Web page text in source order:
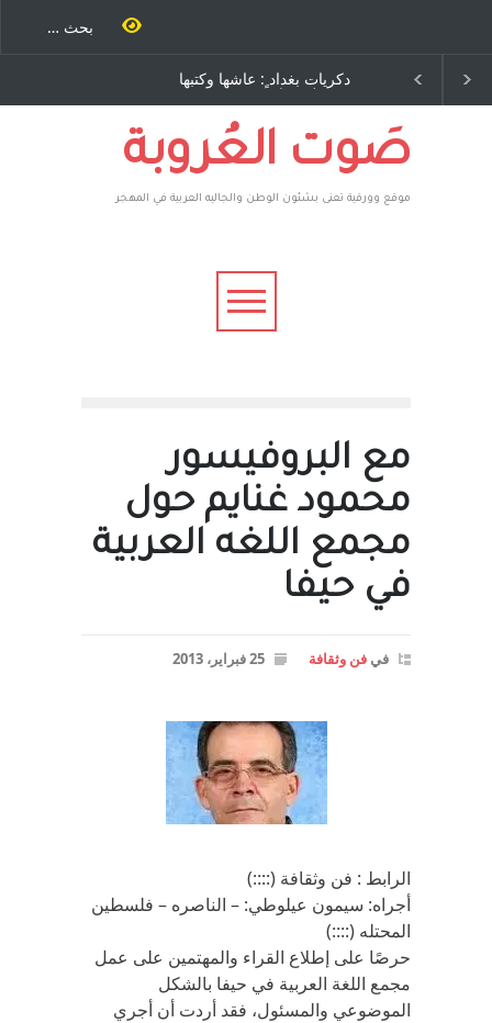
الاستيطان ومسلسل الخداع
المستمر - قلم : راسم عبيدات
دكريات بغداد ٍ: عاشها وكتبها
:وليد رباح – نيوجرسي –
الولايات المتحدة الامريكية
صَوت العُروبة
موقع وورقية تعنى بشئون الوطن والجاليه العربية في المهجر
مع البروفيسور
محمود غنايم حول
مجمع اللغه العربية
في حيفا
في فن وثقافة 25 فبراير، 2013
الرابط : فن وثقافة (::::)
أجراه: سيمون عيلوطي: – الناصره – فلسطين
المحتله (::::)
حرصًا على إطلاع القراء والمهتمين على عمل
مجمع اللغة العربية في حيفا بالشكل
الموضوعي والمسئول، فقد أردت أن أجري